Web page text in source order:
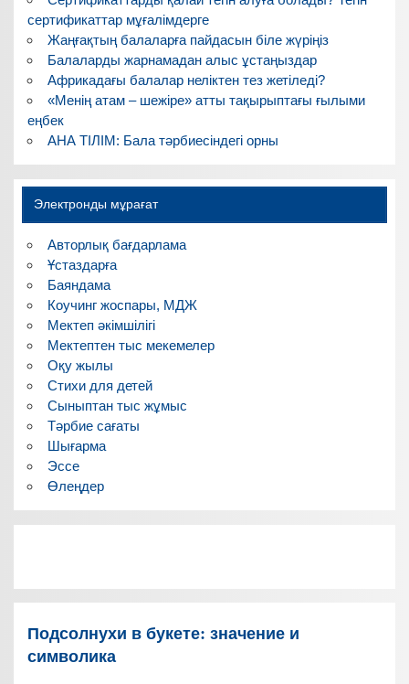
сертификаттар мұғалімдерге
Жаңғақтың балаларға пайдасын біле жүріңіз
Балаларды жарнамадан алыс ұстаңыздар
Африкадағы балалар неліктен тез жетіледі?
«Менің атам – шежіре» атты тақырыптағы ғылыми
еңбек
АНА ТІЛІМ: Бала тәрбиесіндегі орны
Электронды мұрағат
Авторлық бағдарлама
Ұстаздарға
Баяндама
Коучинг жоспары, МДЖ
Мектеп әкімшілігі
Мектептен тыс мекемелер
Оқу жылы
Стихи для детей
Сыныптан тыс жұмыс
Тәрбие сағаты
Шығарма
Эссе
Өлеңдер
Подсолнухи в букете: значение и
символика